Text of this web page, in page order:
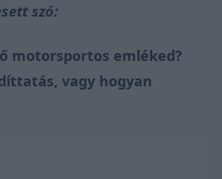
szó:
motorsportos emléked?
vagy hogyan